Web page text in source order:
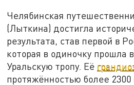
Челябинская
(Лыткина) достигла
результата, став первой в
которая в одиночку прошла
Уральскую тропу. Её
протяжённостью более 2300